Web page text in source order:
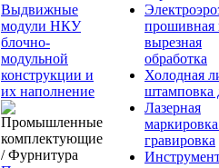
Выдвижные
модули НКУ
блочно-
модульной
конструкции и
их наполнение
прошивная
вырезная
обработка
Холодная
штамповка
Лазерная
гравировка